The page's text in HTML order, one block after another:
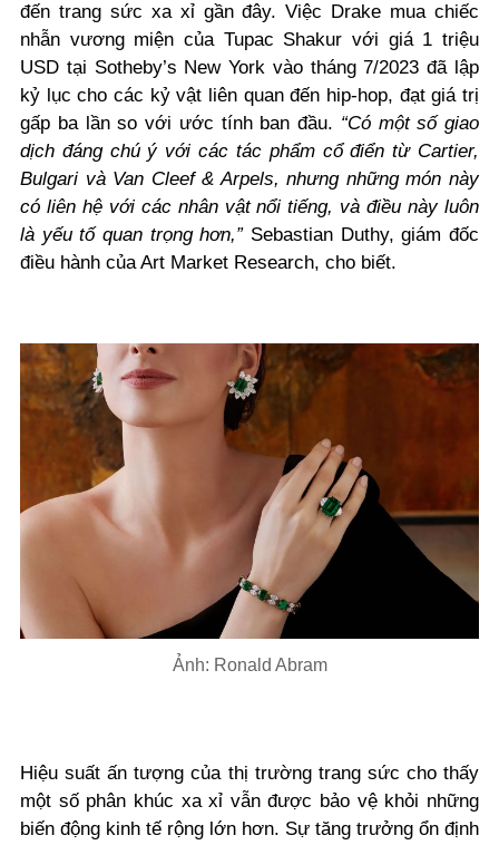
đến trang sức xa xỉ gần đây. Việc Drake mua chiếc
nhẫn vương miện của Tupac Shakur với giá 1 triệu
USD tại Sotheby’s New York vào tháng 7/2023 đã lập
kỷ lục cho các kỷ vật liên quan đến hip-hop, đạt giá trị
gấp ba lần so với ước tính ban đầu. “Có một số giao
dịch đáng chú ý với các tác phẩm cổ điển từ Cartier,
Bulgari và Van Cleef & Arpels, nhưng những món này
có liên hệ với các nhân vật nổi tiếng, và điều này luôn
là yếu tố quan trọng hơn,”Sebastian Duthy, giám đốc
điều hành của Art Market Research, cho biết.
Ảnh: Ronald Abram
Hiệu suất ấn tượng của thị trường trang sức cho thấy
một số phân khúc xa xỉ vẫn được bảo vệ khỏi những
biến động kinh tế rộng lớn hơn. Sự tăng trưởng ổn định